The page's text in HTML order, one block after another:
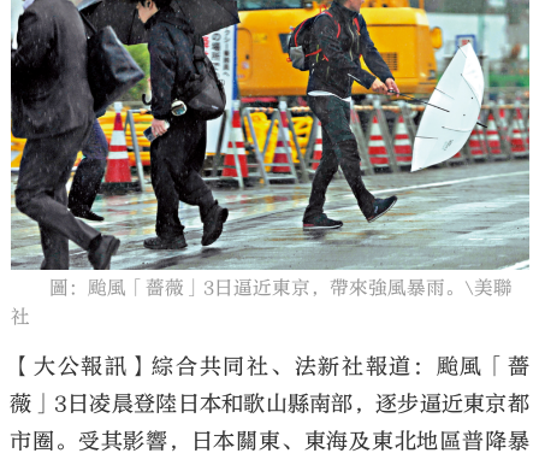
大公文匯
圖：颱風「薔薇」3日逼近東京，帶來強風暴雨。\美聯
社
【大公報訊】綜合共同社、法新社報道：颱風「薔
薇」3日凌晨登陸日本和歌山縣南部，逐步逼近東京都
市圈。受其影響，日本關東、東海及東北地區普降暴